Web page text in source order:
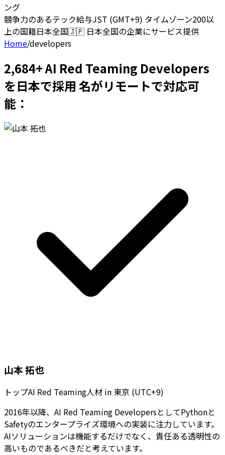
ング
競争力のあるテック給与JST (GMT+9) タイムゾーン200以
上の国籍日本全国🇯🇵 日本全国の企業にサービス提供
Home/developers
2,684+ AI Red Teaming Developers
を日本で採用 名がリモートで対応可
能：
山本 拓也
トップAI Red Teaming人材 in 東京 (UTC+9)
2016年以降、AI Red Teaming DevelopersとしてPythonと
Safetyのエンタープライズ環境への実装に注力しています。
AIソリューションは機能するだけでなく、責任ある透明性の
高いものであるべきだと考えています。